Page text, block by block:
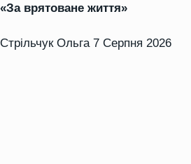
«За врятоване життя»
Стрільчук Ольга 7 Серпня 2026